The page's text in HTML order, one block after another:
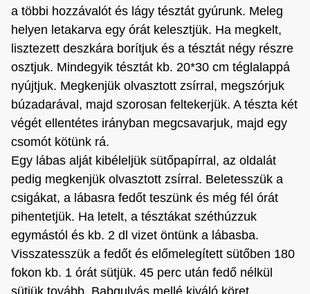
a többi hozzávalót és lágy tésztát gyúrunk. Meleg
helyen letakarva egy órát kelesztjük. Ha megkelt,
lisztezett deszkára borítjuk és a tésztát négy részre
osztjuk. Mindegyik tésztát kb. 20*30 cm téglalappá
nyújtjuk. Megkenjük olvasztott zsírral, megszórjuk
búzadarával, majd szorosan feltekerjük. A tészta két
végét ellentétes irányban megcsavarjuk, majd egy
csomót kötünk rá.
Egy lábas alját kibéleljük sütőpapírral, az oldalát
pedig megkenjük olvasztott zsírral. Beletesszük a
csigákat, a lábasra fedőt teszünk és még fél órát
pihentetjük. Ha letelt, a tésztákat széthúzzuk
egymástól és kb. 2 dl vizet öntünk a lábasba.
Visszatesszük a fedőt és előmelegített sütőben 180
fokon kb. 1 órát sütjük. 45 perc után fedő nélkül
sütjük tovább. Babgulyás mellé kiváló köret.